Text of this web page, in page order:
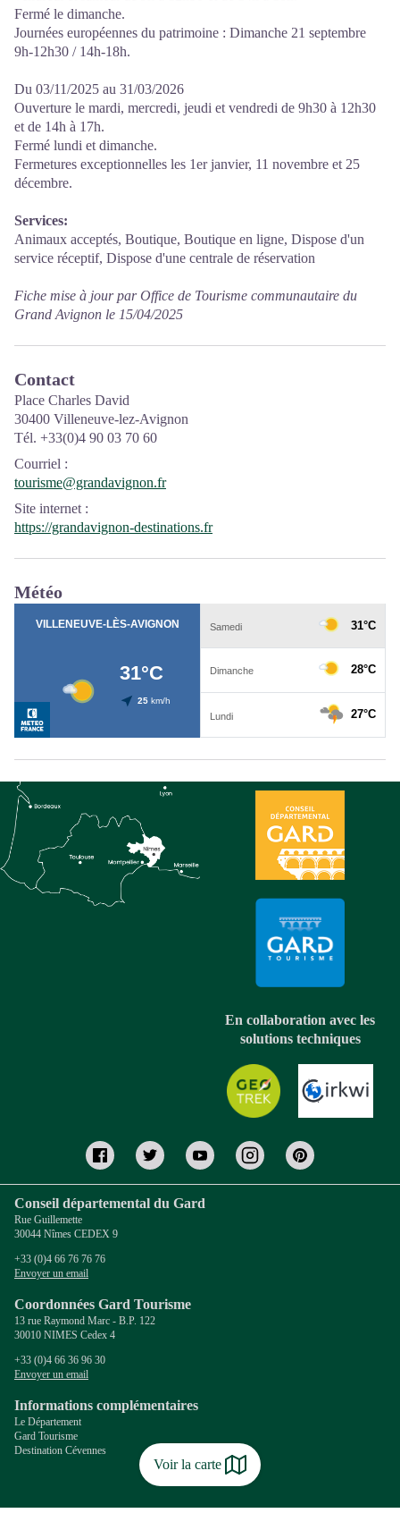
Voir la carte
Fermé le dimanche.
Journées européennes du patrimoine : Dimanche 21 septembre
9h-12h30 / 14h-18h.
Du 03/11/2025 au 31/03/2026
Ouverture le mardi, mercredi, jeudi et vendredi de 9h30 à 12h30
et de 14h à 17h.
Fermé lundi et dimanche.
Fermetures exceptionnelles les 1er janvier, 11 novembre et 25
décembre.
Services:
Animaux acceptés, Boutique, Boutique en ligne, Dispose d'un
service réceptif, Dispose d'une centrale de réservation
Fiche mise à jour par Office de Tourisme communautaire du
Grand Avignon le 15/04/2025
Contact
Place Charles David
30400 Villeneuve-lez-Avignon
Tél. +33(0)4 90 03 70 60
Courriel :
tourisme@grandavignon.fr
Site internet :
https://grandavignon-destinations.fr
Météo
En collaboration avec les
solutions techniques
Conseil départemental du Gard
Rue Guillemette
30044 Nîmes CEDEX 9
+33 (0)4 66 76 76 76
Envoyer un email
Coordonnées Gard Tourisme
13 rue Raymond Marc - B.P. 122
30010 NIMES Cedex 4
+33 (0)4 66 36 96 30
Envoyer un email
Informations complémentaires
Le Département
Gard Tourisme
Destination Cévennes